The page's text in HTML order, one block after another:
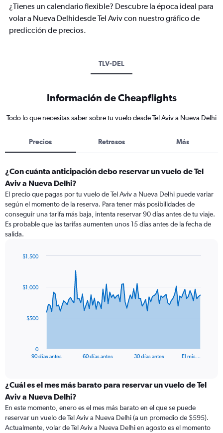
¿Tienes un calendario flexible? Descubre la época ideal para
volar a Nueva Delhidesde Tel Aviv con nuestro gráfico de
predicción de precios.
TLV-DEL
Información de Cheapflights
Todo lo que necesitas saber sobre tu vuelo desde Tel Aviv a Nueva Delhi
Precios Retrasos Más
¿Con cuánta anticipación debo reservar un vuelo de Tel
Aviv a Nueva Delhi?
El precio que pagas por tu vuelo de Tel Aviv a Nueva Delhi puede variar
según el momento de la reserva. Para tener más posibilidades de
conseguir una tarifa más baja, intenta reservar 90 días antes de tu viaje.
Es probable que las tarifas aumenten unos 15 días antes de la fecha de
salida.
data
The
categories.
Range:
categories.
The
90 días antes 60 días antes 30 días antes El mis…
0
$500
$1.000
$1.500
¿Cuál es el mes más barato para reservar un vuelo de Tel
Aviv a Nueva Delhi?
En este momento, enero es el mes más barato en el que se puede
reservar un vuelo de Tel Aviv a Nueva Delhi (a un promedio de $595).
Actualmente, volar de Tel Aviv a Nueva Delhi en agosto es el momento